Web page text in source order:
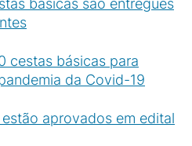
básicas são entregues
cestas básicas para
da Covid-19
aprovados em edital